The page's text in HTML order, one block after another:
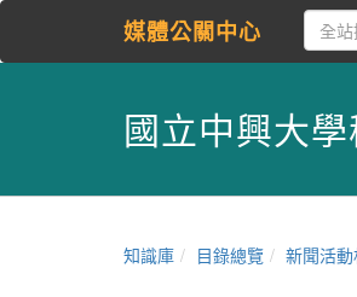
媒體公關中心
國立中興大
知識庫 目錄總覽 新聞活